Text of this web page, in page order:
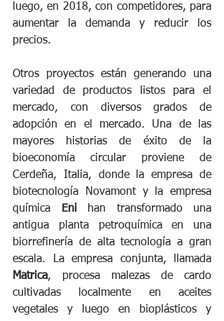
luego, en 2018, con competidores, para
aumentar la demanda y reducir los
precios.
Otros proyectos están generando una
variedad de productos listos para el
mercado, con diversos grados de
adopción en el mercado. Una de las
mayores historias de éxito de la
bioeconomía circular proviene de
Cerdeña, Italia, donde la empresa de
biotecnología Novamont y la empresa
química Eni han transformado una
antigua planta petroquímica en una
biorrefinería de alta tecnología a gran
Matrica, procesa malezas de cardo
cultivadas localmente en aceites
vegetales y luego en bioplásticos y